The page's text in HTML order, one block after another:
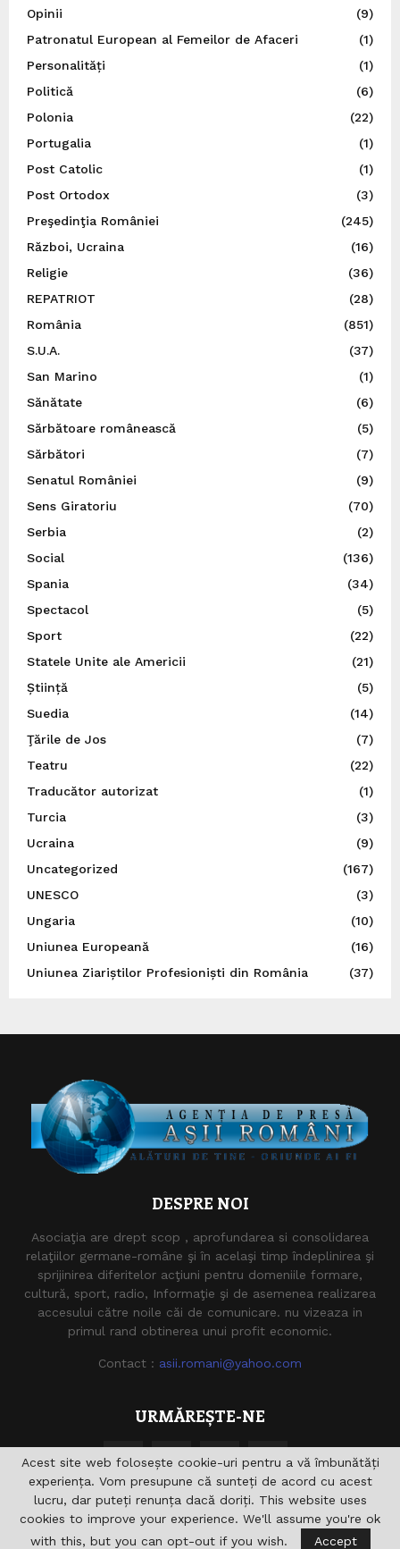
Opinii
(9)
Patronatul European al Femeilor de Afaceri
(1)
Personalități
(1)
Politică
(6)
Polonia
(22)
Portugalia
(1)
Post Catolic
(1)
Post Ortodox
(3)
Preşedinţia României
(245)
Război, Ucraina
(16)
Religie
(36)
REPATRIOT
(28)
România
(851)
S.U.A.
(37)
San Marino
(1)
Sănătate
(6)
Sărbătoare românească
(5)
Sărbători
(7)
Senatul României
(9)
Sens Giratoriu
(70)
Serbia
(2)
Social
(136)
Spania
(34)
Spectacol
(5)
Sport
(22)
Statele Unite ale Americii
(21)
Știință
(5)
Suedia
(14)
Ţările de Jos
(7)
Teatru
(22)
Traducător autorizat
(1)
Turcia
(3)
Ucraina
(9)
Uncategorized
(167)
UNESCO
(3)
Ungaria
(10)
Uniunea Europeană
(16)
Uniunea Ziariștilor Profesioniști din România
(37)
DESPRE NOI
Asociaţia are drept scop , aprofundarea si consolidarea
relaţiilor germane-române şi în acelaşi timp îndeplinirea şi
sprijinirea diferitelor acţiuni pentru domeniile formare,
cultură, sport, radio, Informaţie şi de asemenea realizarea
accesului către noile căi de comunicare. nu vizeaza in
primul rand obtinerea unui profit economic.
Contact : asii.romani@yahoo.com
URMĂREȘTE-NE
Acest site web folosește cookie-uri pentru a vă îmbunătăți
experiența. Vom presupune că sunteți de acord cu acest
lucru, dar puteți renunța dacă doriți. This website uses
cookies to improve your experience. We'll assume you're ok
with this, but you can opt-out if you wish.
Accept